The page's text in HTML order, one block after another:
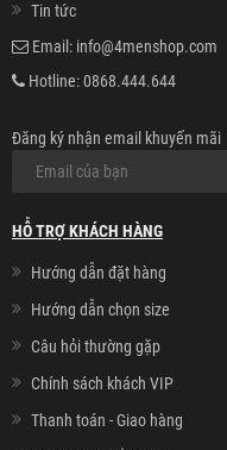
Tin tức
Email: info@4menshop.com
Hotline:0868.444.644
Đăng ký nhận email khuyến mãi
HỖ TRỢ KHÁCH HÀNG
Hướng dẫn đặt hàng
Hướng dẫn chọn size
Câu hỏi thường gặp
Chính sách khách VIP
Thanh toán - Giao hàng